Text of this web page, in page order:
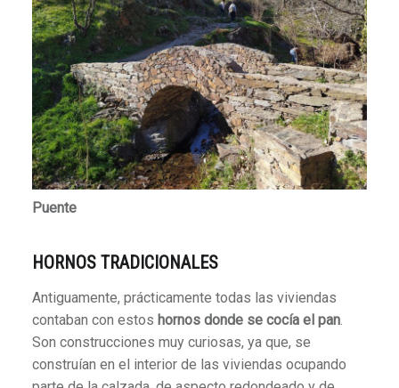
Puente
HORNOS TRADICIONALES
Antiguamente, prácticamente todas las viviendas
contaban con estos hornos donde se cocía el pan.
Son construcciones muy curiosas, ya que, se
construían en el interior de las viviendas ocupando